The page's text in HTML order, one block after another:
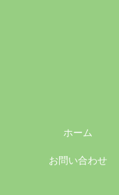
ホーム
お問い合わせ